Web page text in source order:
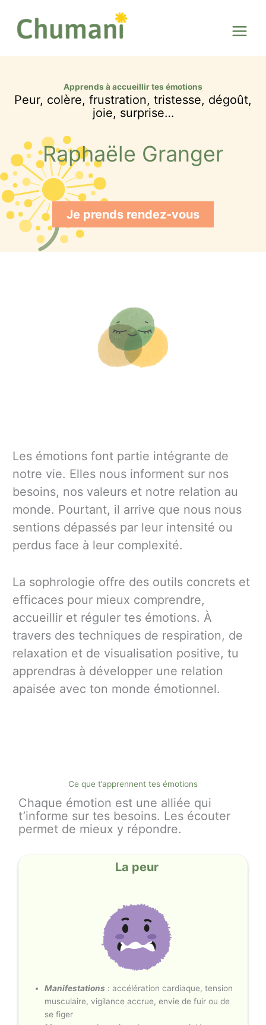
contenu
Apprends à accueillir tes émotions
Peur, colère, frustration, tristesse, dégoût,
joie, surprise…
Raphaële Granger
Je prends rendez-vous
Les émotions font partie intégrante de
notre vie. Elles nous informent sur nos
besoins, nos valeurs et notre relation au
monde. Pourtant, il arrive que nous nous
sentions dépassés par leur intensité ou
perdus face à leur complexité.
La sophrologie offre des outils concrets et
efficaces pour mieux comprendre,
accueillir et réguler tes émotions. À
travers des techniques de respiration, de
relaxation et de visualisation positive, tu
apprendras à développer une relation
apaisée avec ton monde émotionnel.
Ce que t’apprennent tes émotions
Chaque émotion est une alliée qui
t’informe sur tes besoins. Les écouter
permet de mieux y répondre.
La peur
Manifestations : accélération cardiaque, tension
musculaire, vigilance accrue, envie de fuir ou de
se figer